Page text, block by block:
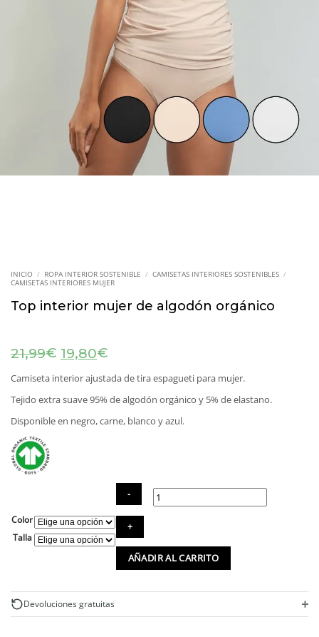
INICIO / ROPA INTERIOR SOSTENIBLE / CAMISETAS INTERIORES SOSTENIBLES /
CAMISETAS INTERIORES MUJER
Top interior mujer de algodón orgánico
21,99€ El
precio
original
21,99€.
19,80€
actual
es:
19,80€.
Camiseta interior ajustada de tira espagueti para mujer.
Tejido extra suave 95% de algodón orgánico y 5% de elastano.
Disponible en negro, carne, blanco y azul.
Color
Talla
mujer
algodón
AÑADIR AL CARRITO
Devoluciones gratuitas +